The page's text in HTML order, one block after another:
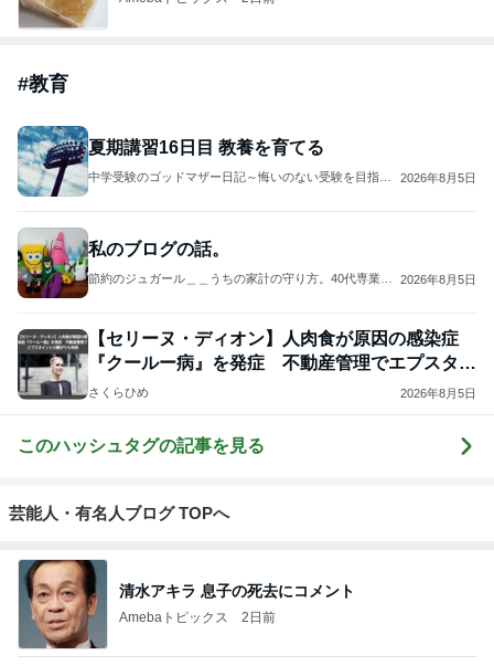
#教育
夏期講習16日目 教養を育てる
中学受験のゴッドマザー日記～悔いのない受験を目指し
2026年8月5日
私のブログの話。
節約のジュガール＿＿うちの家計の守り方。40代専業主
2026年8月5日
【セリーヌ・ディオン】人肉食が原因の感染症
『クールー病』を発症 不動産管理でエプスタイ
ンとの繋が
さくらひめ 2026年8月5日
このハッシュタグの記事を見る
芸能人・有名人ブログ TOPへ
清水アキラ 息子の死去にコメント
Amebaトピックス 2日前